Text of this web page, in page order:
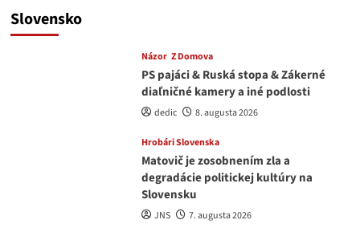
Slovensko
Názor Z Domova
PS pajáci & Ruská stopa & Zákerné
diaľničné kamery a iné podlosti
dedic 8. augusta 2026
Hrobári Slovenska
Matovič je zosobnením zla a
degradácie politickej kultúry na
Slovensku
JNS 7. augusta 2026